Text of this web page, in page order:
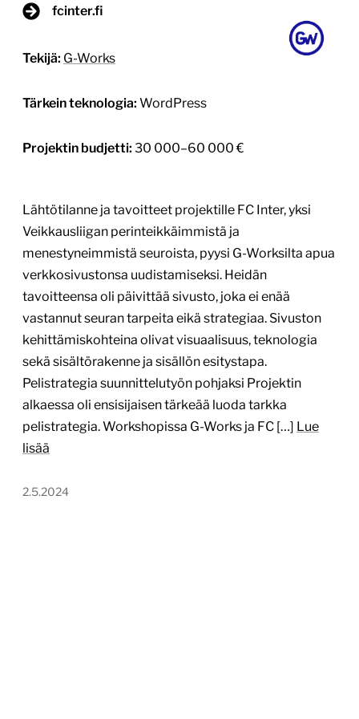
fcinter.fi
Tekijä: G-Works
Tärkein teknologia: WordPress
Projektin budjetti: 30 000–60 000 €
Lähtötilanne ja tavoitteet projektille FC Inter, yksi
Veikkausliigan perinteikkäimmistä ja
menestyneimmistä seuroista, pyysi G-Worksilta apua
verkkosivustonsa uudistamiseksi. Heidän
tavoitteensa oli päivittää sivusto, joka ei enää
vastannut seuran tarpeita eikä strategiaa. Sivuston
kehittämiskohteina olivat visuaalisuus, teknologia
sekä sisältörakenne ja sisällön esitystapa.
Pelistrategia suunnittelutyön pohjaksi Projektin
alkaessa oli ensisijaisen tärkeää luoda tarkka
pelistrategia. Workshopissa G-Works ja FC […] Lue
lisää
2.5.2024